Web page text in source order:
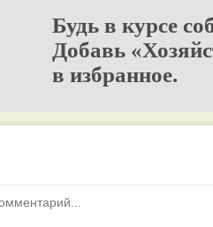
Будь в курсе
Добавь
в избранное.